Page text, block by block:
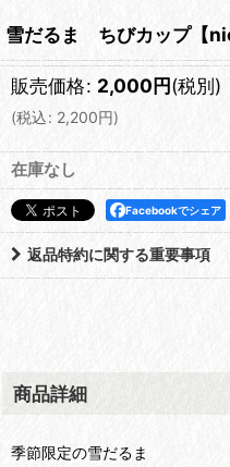
雪だるま ちびカップ【
販売価格: 2,000円(税別)
(税込: 2,200円)
在庫なし
Facebookでシェア
返品特約に関する重要事項
商品詳細
季節限定の雪だるま